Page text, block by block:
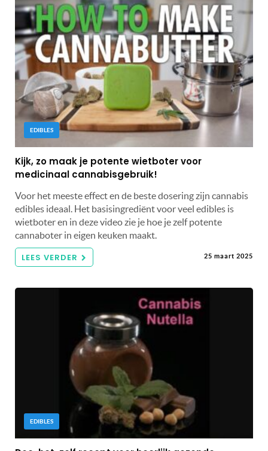
EDIBLES
Kijk, zo maak je potente wietboter voor
medicinaal cannabisgebruik!
Voor het meeste effect en de beste dosering zijn cannabis
edibles ideaal. Het basisingrediënt voor veel edibles is
wietboter en in deze video zie je hoe je zelf potente
cannaboter in eigen keuken maakt.
LEES VERDER 25 maart 2025
EDIBLES